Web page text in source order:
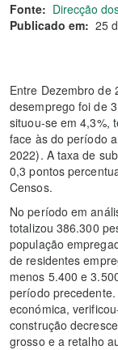
Fonte: Direcção
Publicado em: 25
Entre Dezembro de
desemprego foi de
situou-se em 4,3%,
face às do período
2022). A taxa de
0,3 pontos
Censos.
No período em
totalizou 386.300
população
de residentes
menos 5.400 e
período
económica,
construção
grosso e a retalho